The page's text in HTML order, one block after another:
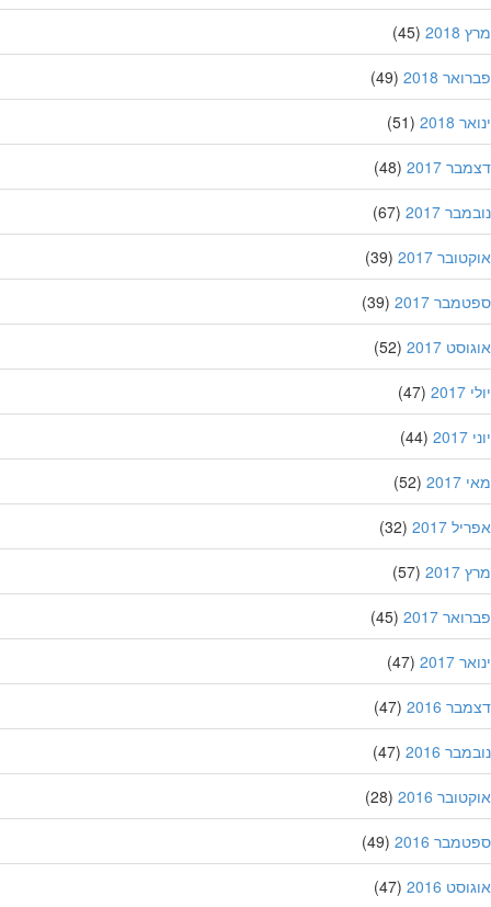
(45)
2018
(49)
2018
(51)
2017
(48)
2017
(67)
2017
(39)
2017
(39)
2017
(52)
(47)
(44)
(52)
2017
(32)
(57)
2017
(45)
2017
(47)
2016
(47)
2016
(47)
2016
(28)
2016
(49)
2016
(47)